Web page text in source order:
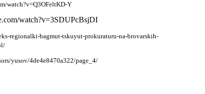
watch?v=Q3OFeltKD-Y
watch?v=3SDUPcBsjDI
regionalki-bagmut-tskuyut-prokuraturu-na-brovarskih-
yusov/4de4e8470a322/page_4/